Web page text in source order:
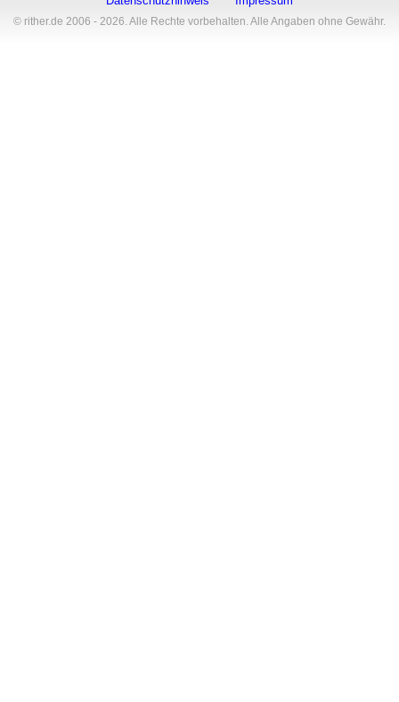
© rither.de 2006 - 2026. Alle Rechte vorbehalten. Alle Angaben ohne Gewähr.